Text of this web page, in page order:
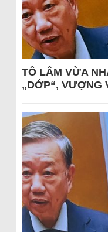
TÔ LÂM VỪA
„DỚP“, VƯỢNG